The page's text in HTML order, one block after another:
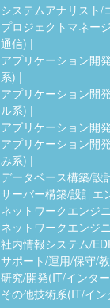
システムアナリスト/
プロジェクトマネー
通信)
アプリケーション開
系)
アプリケーション開
ル系)
アプリケーション開
アプリケーション開
み系)
データベース構築/設
サーバー構築/設計エ
ネットワークエンジ
ネットワークエンジ
社内情報システム/
サポート/運用/保守/
研究/開発(IT/インタ
その他技術系(IT/イ